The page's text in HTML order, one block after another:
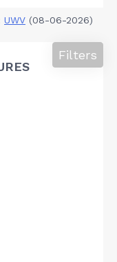
UWV (08-06-2026)
Filters